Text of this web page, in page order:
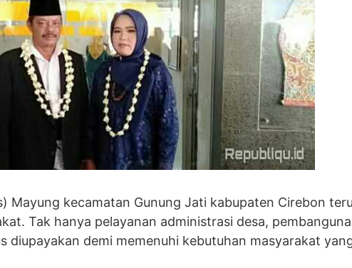
Mayung kecamatan Gunung Jati kabupaten Cirebon
Tak hanya pelayanan administrasi desa,
demi memenuhi kebutuhan masyarakat